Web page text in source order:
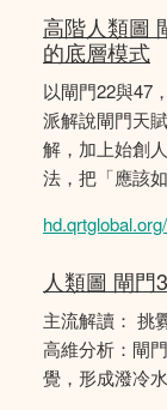
高階人類圖
的底層模式
以閘門22與47
派解說閘門天
解，加上始創
法，把「應該
人類圖 閘
主流解讀： 挑
高維分析：閘
覺，形成潑冷